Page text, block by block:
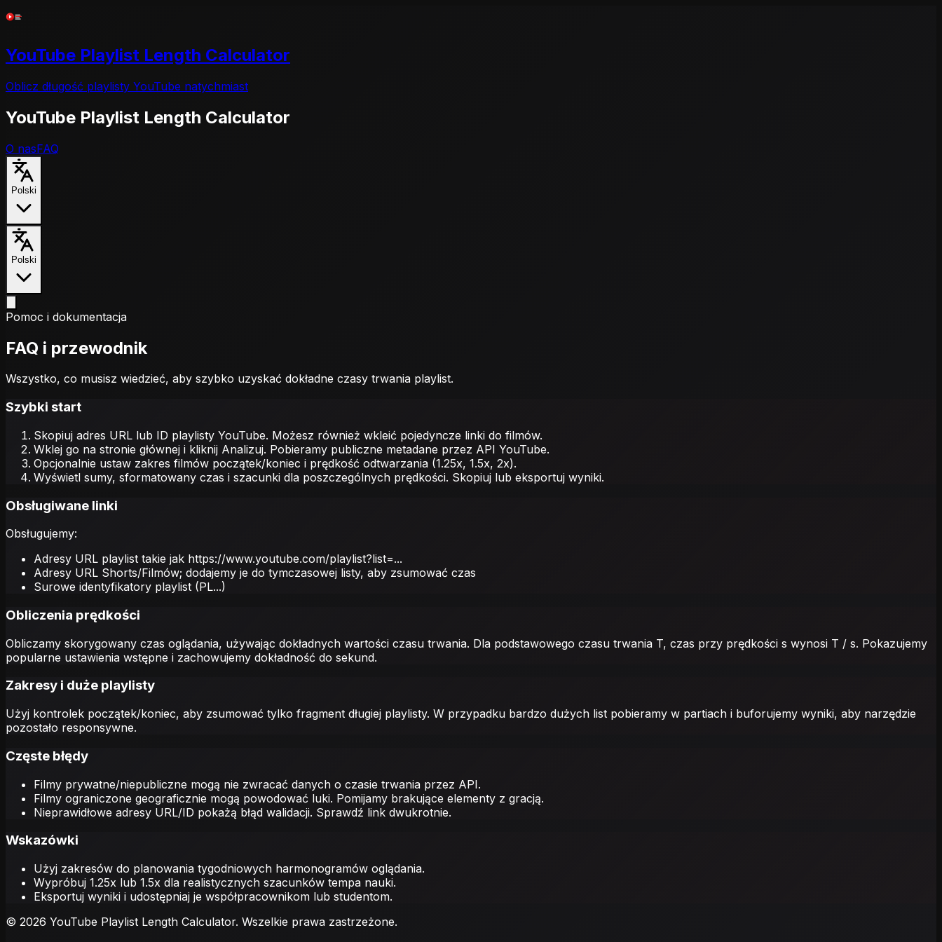
YouTube Playlist Length Calculator
Oblicz długość playlisty YouTube natychmiast
YouTube Playlist Length Calculator
O nasFAQ
Polski
Polski
Pomoc i dokumentacja
FAQ i przewodnik
Wszystko, co musisz wiedzieć, aby szybko uzyskać dokładne czasy trwania playlist.
Szybki start
Skopiuj adres URL lub ID playlisty YouTube. Możesz również wkleić pojedyncze linki do filmów.
Wklej go na stronie głównej i kliknij Analizuj. Pobieramy publiczne metadane przez API YouTube.
Opcjonalnie ustaw zakres filmów początek/koniec i prędkość odtwarzania (1.25x, 1.5x, 2x).
Wyświetl sumy, sformatowany czas i szacunki dla poszczególnych prędkości. Skopiuj lub eksportuj wyniki.
Obsługiwane linki
Obsługujemy:
Adresy URL playlist takie jak https://www.youtube.com/playlist?list=...
Adresy URL Shorts/Filmów; dodajemy je do tymczasowej listy, aby zsumować czas
Surowe identyfikatory playlist (PL...)
Obliczenia prędkości
Obliczamy skorygowany czas oglądania, używając dokładnych wartości czasu trwania. Dla podstawowego czasu trwania T, czas przy prędkości s wynosi T / s. Pokazujemy
popularne ustawienia wstępne i zachowujemy dokładność do sekund.
Zakresy i duże playlisty
Użyj kontrolek początek/koniec, aby zsumować tylko fragment długiej playlisty. W przypadku bardzo dużych list pobieramy w partiach i buforujemy wyniki, aby narzędzie
pozostało responsywne.
Częste błędy
Filmy prywatne/niepubliczne mogą nie zwracać danych o czasie trwania przez API.
Filmy ograniczone geograficznie mogą powodować luki. Pomijamy brakujące elementy z gracją.
Nieprawidłowe adresy URL/ID pokażą błąd walidacji. Sprawdź link dwukrotnie.
Wskazówki
Użyj zakresów do planowania tygodniowych harmonogramów oglądania.
Wypróbuj 1.25x lub 1.5x dla realistycznych szacunków tempa nauki.
Eksportuj wyniki i udostępniaj je współpracownikom lub studentom.
© 2026 YouTube Playlist Length Calculator. Wszelkie prawa zastrzeżone.